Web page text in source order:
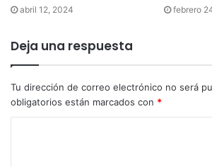
abril 12, 2024 febrero
Deja una respuesta
Tu dirección de correo electrónico no será
obligatorios están marcados con *